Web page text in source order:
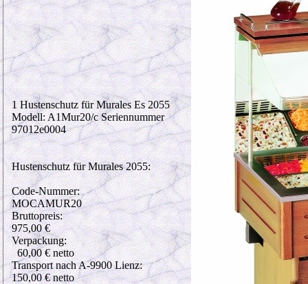
1 Hustenschutz für Murales Es 2055
Modell: A1Mur20/c Seriennummer
97012e0004
Hustenschutz für Murales 2055:
Code-Nummer:
MOCAMUR20
Bruttopreis:
975,00 €
Verpackung:
60,00 € netto
Transport nach A-9900 Lienz:
150,00 € netto